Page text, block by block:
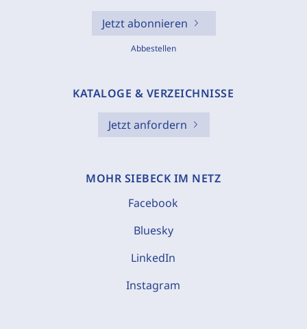
Jetzt abonnieren
Abbestellen
KATALOGE & VERZEICHNISSE
Jetzt anfordern
MOHR SIEBECK IM NETZ
Facebook
Bluesky
LinkedIn
Instagram